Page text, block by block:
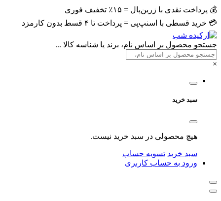
💰 پرداخت نقدی با زرین‌پال = ۱۵٪ تخفیف فوری
💳 خرید قسطی با اسنپ‌پی = پرداخت تا ۴ قسط بدون کارمزد
جستجو محصول بر اساس نام، برند یا شناسه کالا ...
×
سبد خرید
هیچ محصولی در سبد خرید نیست.
سبد خرید تسویه حساب
ورود به حساب کاربری